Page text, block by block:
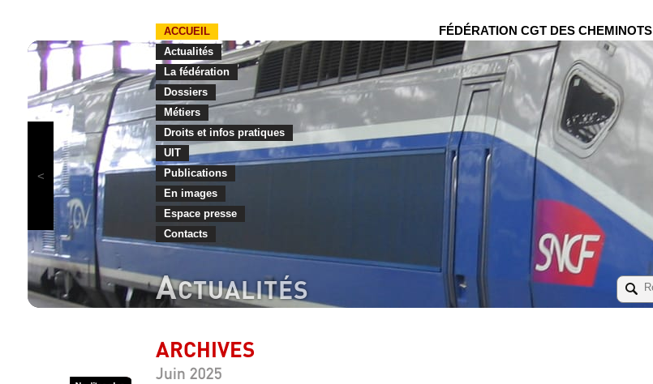
FÉDÉRATION CGT DES CHEMINOTS
ACCUEIL
Actualités
La fédération
Dossiers
Métiers
Droits et infos pratiques
UIT
Publications
En images
Espace presse
Contacts
ACTUALITÉS
ARCHIVES
Juin 2025